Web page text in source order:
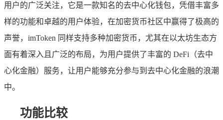
用户的广泛关注，它是一款知名的去中心化钱包，凭借丰富多
样的功能和卓越的用户体验，在加密货币社区中赢得了极高的
声誉，imToken 同样支持多种加密货币，尤其在以太坊生态方
面有着深入且广泛的布局，为用户提供了丰富的 DeFi（去中
心化金融）服务，让用户能够充分参与到去中心化金融的浪潮
中。
功能比较